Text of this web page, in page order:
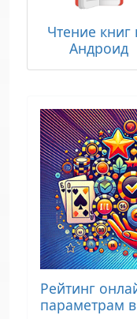
Чтение книг
Андроид
Рейтинг
параметрам